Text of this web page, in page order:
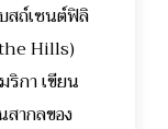
สถ์เซนต์ฟิลิ
Hills)
กา เขียน
ากลของ